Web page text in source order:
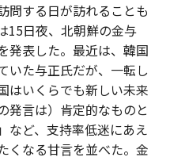
問する日が訪れることも
15日夜、北朝鮮の金与
発表した。最近は、韓国
いた与正氏だが、一転し
はいくらでも新しい未来
発言は）肯定的なものと
など、支持率低迷にあえ
くなる甘言を並べた。金